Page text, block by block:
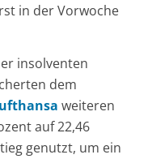
in der Vorwoche
insolventen
dem
weiteren
auf 22,46
genutzt, um ein